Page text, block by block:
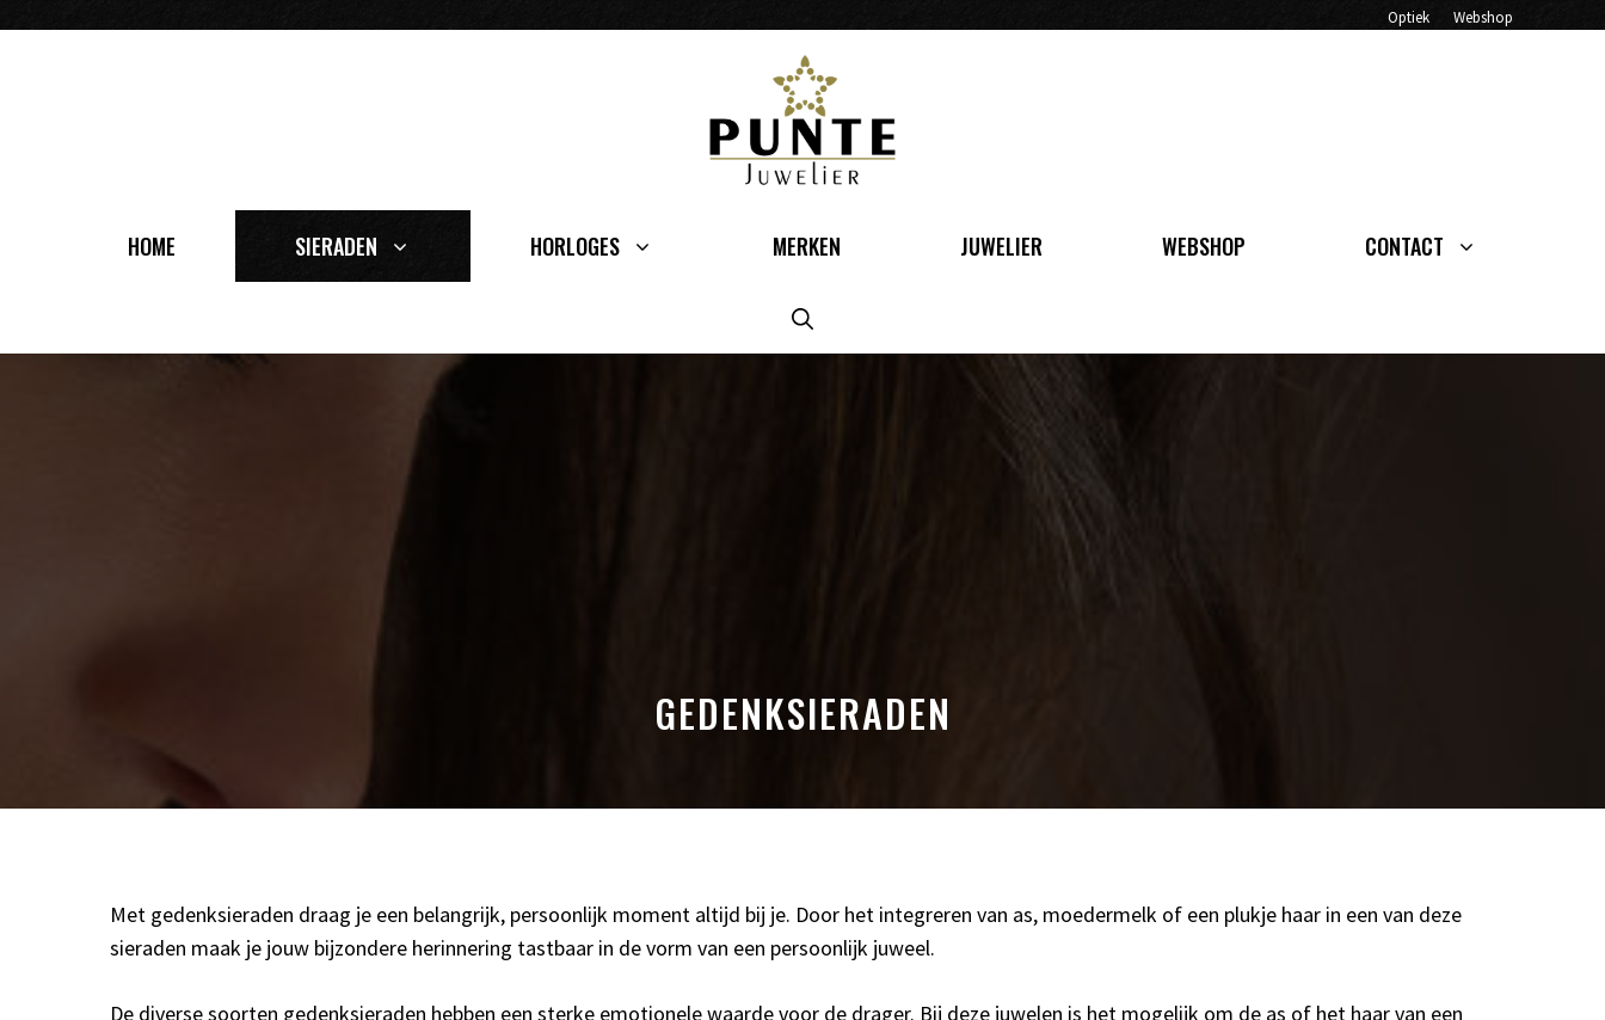
Optiek Webshop
HOME SIERADEN HORLOGES MERKEN JUWELIER WEBSHOP CONTACT
GEDENKSIERADEN
Met gedenksieraden draag je een belangrijk, persoonlijk moment altijd bij je. Door het integreren van as, moedermelk of een plukje haar in een van deze
sieraden maak je jouw bijzondere herinnering tastbaar in de vorm van een persoonlijk juweel.
De diverse soorten gedenksieraden hebben een sterke emotionele waarde voor de drager. Bij deze juwelen is het mogelijk om de as of het haar van een